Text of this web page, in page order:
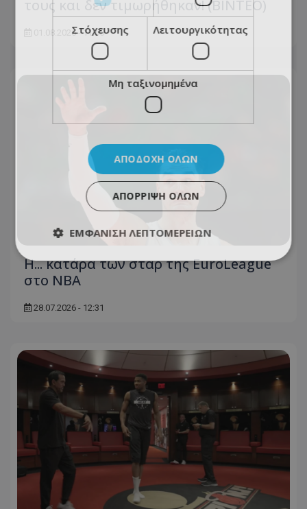
τους και δεν τιμωρήθηκαν! (ΒΙΝΤΕΟ)
01.08.2026 - 11:55
Η... κατάρα των σταρ της EuroLeague
στο ΝΒΑ
28.07.2026 - 12:31
Στόχευσης Λειτουργικότητας
Μη ταξινομημένα
ΑΠΟΔΟΧΉ ΌΛΩΝ
ΑΠΌΡΡΙΨΗ ΌΛΩΝ
ΕΜΦΆΝΙΣΗ ΛΕΠΤΟΜΕΡΕΙΏΝ